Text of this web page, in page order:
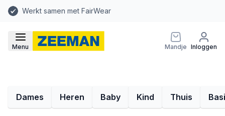
Werkt samen met FairWear
Menu Mandje Inloggen
Dames Heren Baby Kind Thuis